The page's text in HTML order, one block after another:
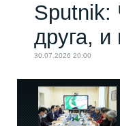
Sputnik:
друга, и
30.07.2026 20:00